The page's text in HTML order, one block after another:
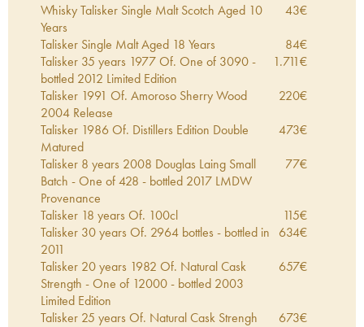
Whisky Talisker Single Malt Scotch Aged 10
Years
43€
Talisker Single Malt Aged 18 Years
84€
Talisker 35 years 1977 Of. One of 3090 -
bottled 2012 Limited Edition
1.711€
Talisker 1991 Of. Amoroso Sherry Wood
2004 Release
220€
Talisker 1986 Of. Distillers Edition Double
Matured
473€
Talisker 8 years 2008 Douglas Laing Small
Batch - One of 428 - bottled 2017 LMDW
Provenance
77€
Talisker 18 years Of. 100cl 115€
Talisker 30 years Of. 2964 bottles - bottled in
2011
634€
Talisker 20 years 1982 Of. Natural Cask
Strength - One of 12000 - bottled 2003
Limited Edition
657€
Talisker 25 years Of. Natural Cask Strengh
673€